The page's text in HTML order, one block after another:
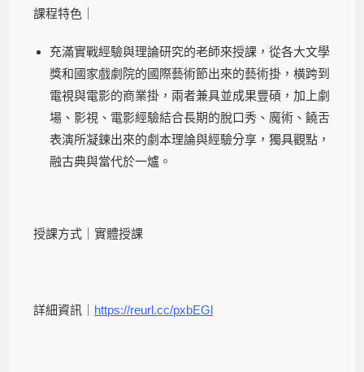
課程特色｜
充滿實戰經驗與理論研究的老師來授課，從各大文學
獎和國家戲劇院的國際藝術節出來的藝術掛，橫跨到
電視與電影的商業掛，兩者兼具並成果豐碩，加上劇
場、影視、電影經驗結合長期的脫口秀、魔術、饒舌
表演所凝鍊出來的劇本理論與經驗分享，獨具觀點，
融古典與當代於一爐。
授課方式｜實體授課
詳細資訊｜ https://reurl.cc/pxbEGl